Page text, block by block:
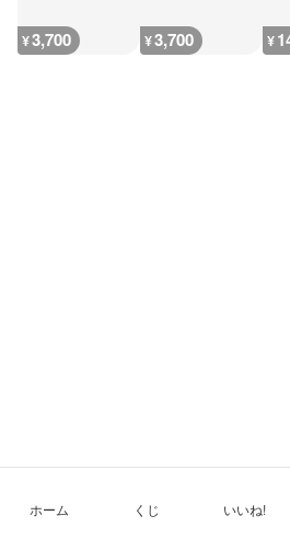
¥3,700 ¥3,700 ¥
ホーム くじ いいね!